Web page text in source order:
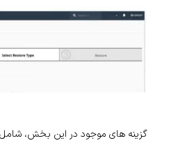
گزینه‌ های موجود در این بخش، شامل